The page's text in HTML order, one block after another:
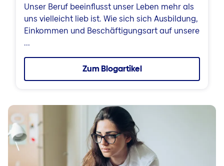
Unser Beruf beeinflusst unser Leben mehr als
uns vielleicht lieb ist. Wie sich sich Ausbildung,
Einkommen und Beschäftigungsart auf unsere
...
Zum Blogartikel